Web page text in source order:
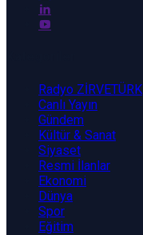
Radyo ZİRVETÜRK
Canlı Yayın
Gündem
Kültür & Sanat
Siyaset
Resmi İlanlar
Ekonomi
Dünya
Spor
Eğitim